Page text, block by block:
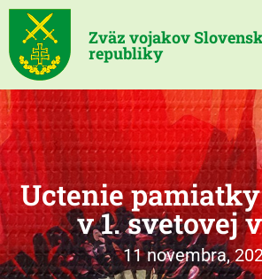
Zväz vojakov
republiky
Uctenie
v 1. svetovej
11 novembra,